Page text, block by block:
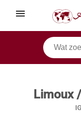
menu
Limoux